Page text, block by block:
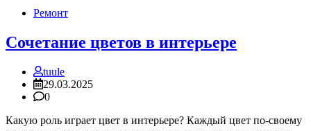
Ремонт
Сочетание цветов в интерьере
tuule
29.03.2025
0
Какую роль играет цвет в интерьере? Каждый цвет по-своему